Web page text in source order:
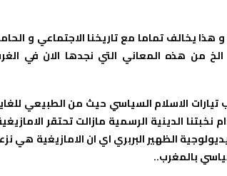
يخالف تماما مع تاريخنا الاجتماعي و
من هذه المعاني التي نجدها الان في
تيارات الاسلام السياسي حيث من الطبيعي
الدينية الرسمية مازالت تحتقر
الظهير البربري اي ان الامازيغية هي
بالمغرب..